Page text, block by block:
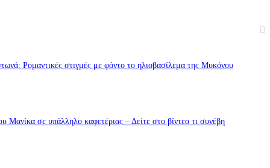
Ρομαντικές στιγμές με φόντο το ηλιοβασίλεμα της Μυκόνου
Μανίκα σε υπάλληλο καφετέριας – Δείτε στο βίντεο τι συνέβη